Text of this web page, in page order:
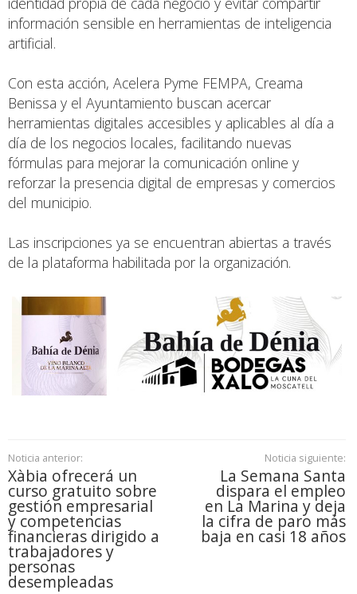
información sensible en herramientas de inteligencia
artificial.
Con esta acción, Acelera Pyme FEMPA, Creama
Benissa y el Ayuntamiento buscan acercar
herramientas digitales accesibles y aplicables al día a
día de los negocios locales, facilitando nuevas
fórmulas para mejorar la comunicación online y
reforzar la presencia digital de empresas y comercios
del municipio.
Las inscripciones ya se encuentran abiertas a través
de la plataforma habilitada por la organización.
Noticia anterior:
Xàbia ofrecerá un
curso gratuito sobre
gestión empresarial
y competencias
financieras dirigido a
trabajadores y
personas
desempleadas
Noticia siguiente:
La Semana Santa
dispara el empleo
en La Marina y deja
la cifra de paro más
baja en casi 18 años